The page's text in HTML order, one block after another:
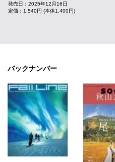
発売日：2025年12月16日
定価：1,540円 (本体1,400円)
バックナンバー